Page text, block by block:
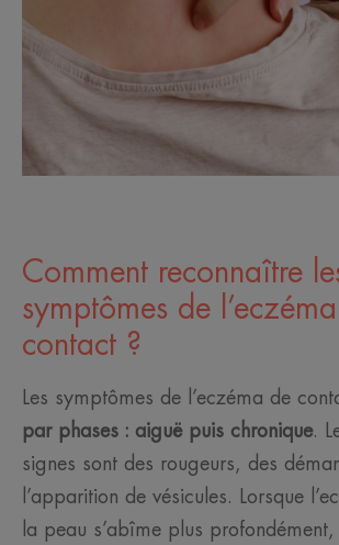
Comment reconnaître
symptômes de
contact ?
Les symptômes de l’eczéma de
par phases : aiguë puis chronique.
signes sont des rougeurs, des
l’apparition de vésicules. Lorsque
la peau s’abîme plus